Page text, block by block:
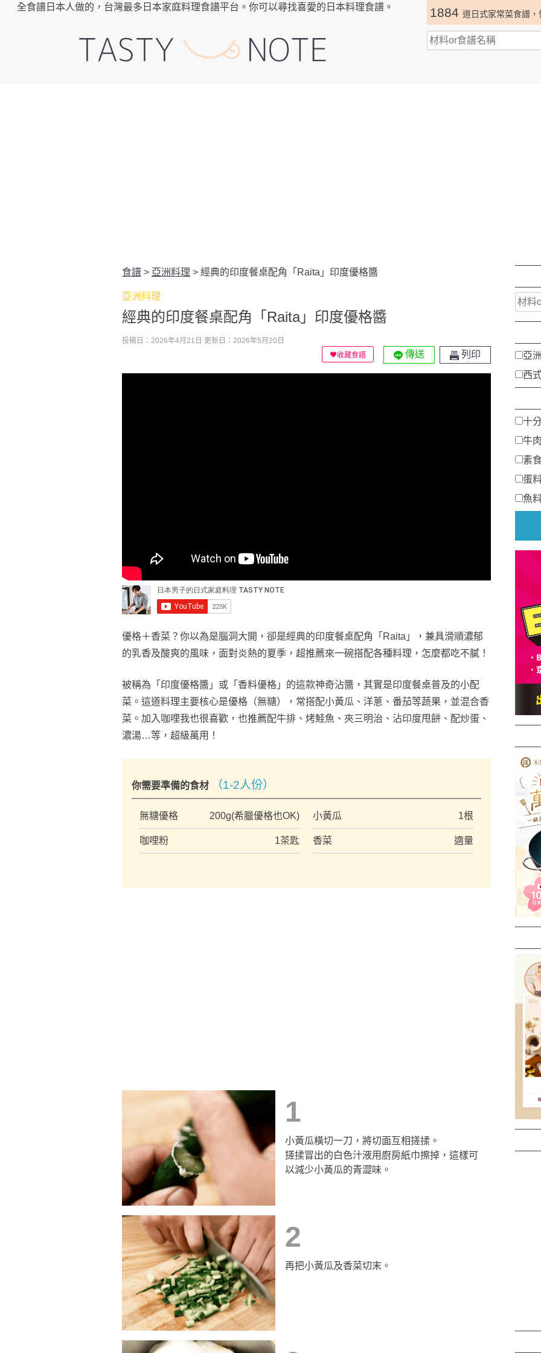
全食譜日本人做的，台灣最多日本家庭料理食譜平台。你可以尋找喜愛的日本料理食譜。 1884 道日式家常菜食譜，
食譜 > 亞洲料理 > 經典的印度餐桌配角「Raita」印度優格醬
亞洲料理
經典的印度餐桌配角「Raita」印度優格醬
投稿日：2026年4月21日 更新日：2026年5月20日
收藏食譜
傳送 列印
優格＋香菜？你以為是腦洞大開，卻是經典的印度餐桌配角「Raita」，兼具滑順濃郁
的乳香及酸爽的風味，面對炎熱的夏季，超推薦來一碗搭配各種料理，怎麼都吃不膩！
被稱為「印度優格醬」或「香料優格」的這款神奇沾醬，其實是印度餐桌普及的小配
菜。這道料理主要核心是優格（無糖），常搭配小黃瓜、洋蔥、番茄等蔬果，並混合香
菜。加入咖哩我也很喜歡，也推薦配牛排、烤鮭魚、夾三明治、沾印度甩餅、配炒蛋、
濃湯…等，超級萬用！
你需要準備的食材 （1-2人份）
無糖優格 200g(希臘優格也OK) 小黃瓜 1根
咖哩粉 1茶匙 香菜 適量
1
小黃瓜橫切一刀，將切面互相搓揉。
搓揉冒出的白色汁液用廚房紙巾擦掉，這樣可
以減少小黃瓜的青澀味。
2
再把小黃瓜及香菜切末。
亞
西
十
牛
素
蛋
魚